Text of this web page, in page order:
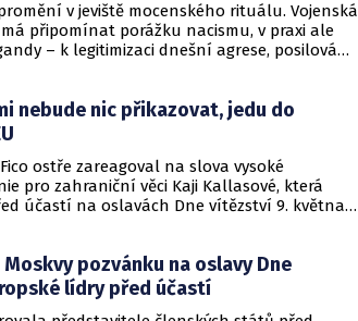
v jeviště mocenského rituálu. Vojenská
připomínat porážku nacismu, v praxi ale
– k legitimizaci dnešní agrese, posilování
nebude nic přikazovat, jedu do
ostře zareagoval na slova vysoké
pro zahraniční věci Kaji Kallasové, která
účastí na oslavách Dne vítězství 9. května v
vydírání než diplomatické doporučení.
pozvánku na oslavy Dne
lídry před účastí